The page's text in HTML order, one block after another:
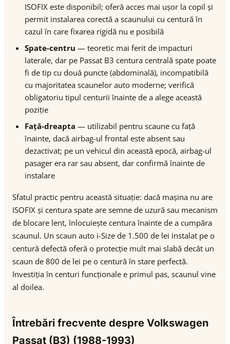
ISOFIX este disponibil; oferă acces mai ușor la copil și
permit instalarea corectă a scaunului cu centură în
cazul în care fixarea rigidă nu e posibilă
Spate-centru — teoretic mai ferit de impacturi
laterale, dar pe Passat B3 centura centrală spate poate
fi de tip cu două puncte (abdominală), incompatibilă
cu majoritatea scaunelor auto moderne; verifică
obligatoriu tipul centurii înainte de a alege această
poziție
Față-dreapta — utilizabil pentru scaune cu față
înainte, dacă airbag-ul frontal este absent sau
dezactivat; pe un vehicul din această epocă, airbag-ul
pasager era rar sau absent, dar confirmă înainte de
instalare
Sfatul practic pentru această situație: dacă mașina nu are
ISOFIX și centura spate are semne de uzură sau mecanism
de blocare lent, înlocuiește centura înainte de a cumpăra
scaunul. Un scaun auto i-Size de 1.500 de lei instalat pe o
centură defectă oferă o protecție mult mai slabă decât un
scaun de 800 de lei pe o centură în stare perfectă.
Investiția în centuri funcționale e primul pas, scaunul vine
al doilea.
Întrebări frecvente despre Volkswagen
Passat (B3) (1988-1993)